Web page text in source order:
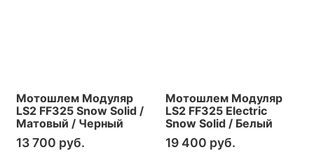
Мотошлем Модуляр
LS2 FF325 Snow Solid /
Матовый / Черный
13 700 руб.
Мотошлем Модуляр
LS2 FF325 Electric
Snow Solid / Белый
19 400 руб.